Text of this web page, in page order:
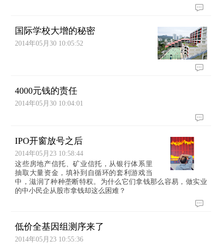
国际学校大增的秘密
2014年05月30 10:05:52
4000元钱的责任
2014年05月30 10:04:01
IPO开窗放号之后
2014年05月23 10:58:44
这些房地产信托、矿业信托，从银行体系里
抽取大量资金，填补到自循环的套利游戏当
中，滋润了种种垄断特权。为什么它们拿钱那么容易，做实业
的中小民企从股市拿钱却这么困难？
低价全基因组测序来了
2014年05月23 10:55:36